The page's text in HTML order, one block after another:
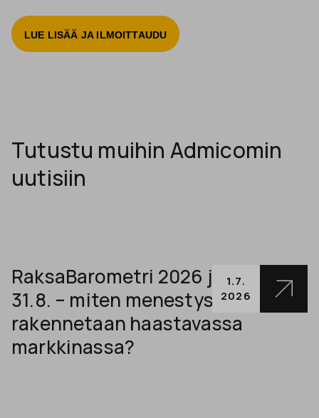
LUE LISÄÄ JA ILMOITTAUDU
Tutustu muihin Admicomin
uutisiin
1.7.
2026
RaksaBarometri 2026 julkaistaan
31.8. – miten menestys
rakennetaan haastavassa
markkinassa?